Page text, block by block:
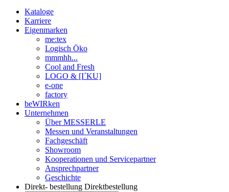
Kataloge
Karriere
Eigenmarken
me:tex
Logisch Öko
mmmhh...
Cool and Fresh
LOGO & [I´KU]
e-one
factory
beWIRken
Unternehmen
Über MESSERLE
Messen und Veranstaltungen
Fachgeschäft
Showroom
Kooperationen und Servicepartner
Ansprechpartner
Geschichte
Direkt- bestellung Direktbestellung